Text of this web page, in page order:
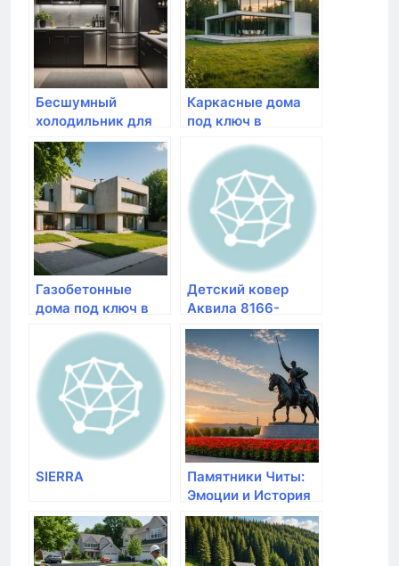
Бесшумный
холодильник для
квартиры-студии:
народный рейтинг
и советы по
выбору
Каркасные дома
под ключ в
проекты, цены и
фото
Газобетонные
дома под ключ в
и цены от
Империал Дом
Детский ковер
Аквила 8166-
44933 кремовый |
детский коврик с
игрушками, фото,
цена в
Красноярске
SIERRA
Памятники Читы:
Эмоции и История
в каждом камне